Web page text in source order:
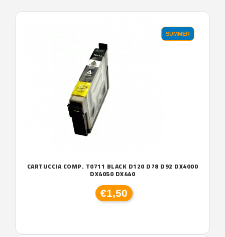
SUMMER
CARTUCCIA COMP. T0711 BLACK D120 D78 D92 DX4000
DX4050 DX440
€1,50